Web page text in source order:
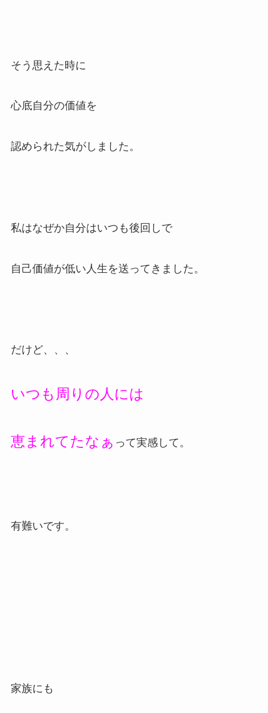
そう思えた時に
心底自分の価値を
認められた気がしました。
私はなぜか自分はいつも後回しで
自己価値が低い人生を送ってきました。
だけど、、、
いつも周りの人には
恵まれてたなぁ って実感して。
有難いです。
家族にも